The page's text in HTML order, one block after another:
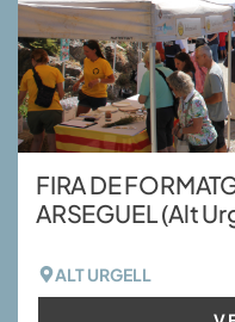
FIRA DE
ARSEGUEL (Alt
ALT URGELL